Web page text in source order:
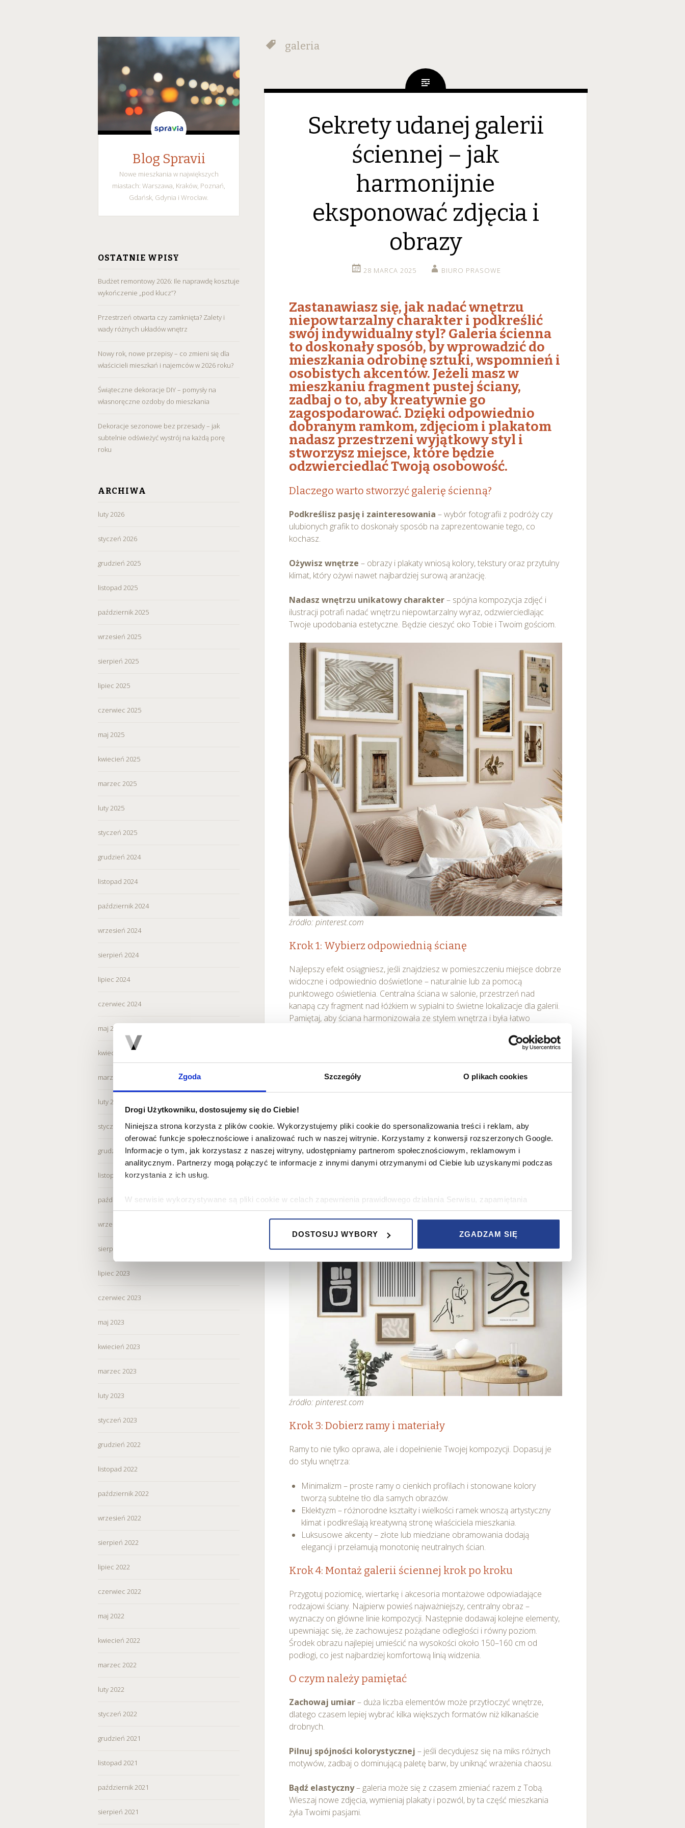
Zgoda Szczegóły O plikach cookies
Drogi Użytkowniku, dostosujemy się do Ciebie!
Niniejsza strona korzysta z plików cookie. Wykorzystujemy pliki cookie do spersonalizowania treści i reklam, aby
oferować funkcje społecznościowe i analizować ruch w naszej witrynie. Korzystamy z konwersji rozszerzonych Google.
Informacje o tym, jak korzystasz z naszej witryny, udostępniamy partnerom społecznościowym, reklamowym i
analitycznym. Partnerzy mogą połączyć te informacje z innymi danymi otrzymanymi od Ciebie lub uzyskanymi podczas
korzystania z ich usług.
W serwisie wykorzystywane są pliki cookie w celach zapewnienia prawidłowego działania Serwisu, zapamiętania
wybranych przez użytkownika ustawień i wszelkich wyborów dokonywanych w Serwisie, poprawy wydajności Serwisu,
działania Serwisu do preferencji użytkowników, tworzenia statystyk użytkowania Serwisu oraz w celach marketingowych.
Informacje, w tym dane osobowe, pozyskane w związku z wykorzystywaniem plików cookie w Serwisie, przetwarzane są
przez Spravia Sp. z o.o. jako usługodawcę Serwisu w ww. celach oraz mogą być również przetwarzane przez Partnerów
Spravia Sp. z o.o. W związku z powyższym użytkownik ma prawo do dostępu do swoich danych osobowych, ich
sprostowania, usunięcia, ograniczenia przetwarzania, wniesienia sprzeciwu wobec przetwarzania, a także prawo do
wniesienia skargi do Prezesa Urzędu Ochrony Danych Osobowych. Szczegółowe informacje o plikach cookie
wykorzystywanych w Serwisie oraz inne informacje dotyczące prywatności związane z korzystaniem z Serwisu dostępne
Wybierając opcję „Zgadzam się” wyrażasz zgodę na wykorzystywanie w Serwisie wszystkich plików cookie przez
Spravia Sp. z o.o. oraz jej Partnerów we wskazanych powyżej celach.
Wyrażenie zgody jest dobrowolne. Możesz
wycofać zgodę i dokonać zmiany ustawień dotyczących plików cookie w każdej chwili za pośrednictwem panelu
„Ustawienia plików cookie” dostępnego z poziomuPolityki prywatności – pliki cookie.
Możesz również dostosować wybory dotyczące plików cookie i udzielić zgody na wykorzystywanie plików cookie
w Serwisie tylko w wybranych przez Ciebie celach poprzez wybranie opcji „Dostosuj wybory”.
DOSTOSUJ WYBORY ZGADZAM SIĘ
Blog Spravii
Nowe mieszkania w największych
miastach: Warszawa, Kraków, Poznań,
Gdańsk, Gdynia i Wrocław.
CONTENT
OSTATNIE WPISY
Budżet remontowy 2026: Ile naprawdę kosztuje
wykończenie „pod klucz”?
Przestrzeń otwarta czy zamknięta? Zalety i
wady różnych układów wnętrz
Nowy rok, nowe przepisy – co zmieni się dla
właścicieli mieszkań i najemców w 2026 roku?
Świąteczne dekoracje DIY – pomysły na
własnoręczne ozdoby do mieszkania
Dekoracje sezonowe bez przesady – jak
subtelnie odświeżyć wystrój na każdą porę
roku
ARCHIWA
luty 2026
styczeń 2026
grudzień 2025
listopad 2025
październik 2025
wrzesień 2025
sierpień 2025
lipiec 2025
czerwiec 2025
maj 2025
kwiecień 2025
marzec 2025
luty 2025
styczeń 2025
grudzień 2024
listopad 2024
październik 2024
wrzesień 2024
sierpień 2024
lipiec 2024
czerwiec 2024
maj 2024
kwiecień 2024
marzec 2024
luty 2024
styczeń 2024
grudzień 2023
listopad 2023
październik 2023
wrzesień 2023
sierpień 2023
lipiec 2023
czerwiec 2023
maj 2023
kwiecień 2023
marzec 2023
luty 2023
styczeń 2023
grudzień 2022
listopad 2022
październik 2022
wrzesień 2022
sierpień 2022
lipiec 2022
czerwiec 2022
maj 2022
kwiecień 2022
marzec 2022
luty 2022
styczeń 2022
grudzień 2021
listopad 2021
październik 2021
sierpień 2021
galeria
Sekrety udanej galerii
ściennej – jak
harmonijnie
eksponować zdjęcia i
obrazy
28 MARCA 2025 BIURO PRASOWE
Zastanawiasz się, jak nadać wnętrzu
niepowtarzalny charakter i podkreślić
swój indywidualny styl? Galeria ścienna
to doskonały sposób, by wprowadzić do
mieszkania odrobinę sztuki, wspomnień i
osobistych akcentów. Jeżeli masz w
mieszkaniu fragment pustej ściany,
zadbaj o to, aby kreatywnie go
zagospodarować. Dzięki odpowiednio
dobranym ramkom, zdjęciom i plakatom
nadasz przestrzeni wyjątkowy styl i
stworzysz miejsce, które będzie
odzwierciedlać Twoją osobowość.
Dlaczego warto stworzyć galerię ścienną?
Podkreślisz pasję i zainteresowania – wybór fotografii z podróży czy
ulubionych grafik to doskonały sposób na zaprezentowanie tego, co
kochasz.
Ożywisz wnętrze– obrazy i plakaty wniosą kolory, tekstury oraz przytulny
klimat, który ożywi nawet najbardziej surową aranżację.
Nadasz wnętrzu unikatowy charakter– spójna kompozycja zdjęć i
ilustracji potrafi nadać wnętrzu niepowtarzalny wyraz, odzwierciedlając
Twoje upodobania estetyczne. Będzie cieszyć oko Tobie i Twoim gościom.
źródło: pinterest.com
Krok 1: Wybierz odpowiednią ścianę
Najlepszy efekt osiągniesz, jeśli znajdziesz w pomieszczeniu miejsce dobrze
widoczne i odpowiednio doświetlone – naturalnie lub za pomocą
punktowego oświetlenia. Centralna ściana w salonie, przestrzeń nad
kanapą czy fragment nad łóżkiem w sypialni to świetne lokalizacje dla galerii.
Pamiętaj, aby ściana harmonizowała ze stylem wnętrza i była łatwo
Krok 2: Zdefiniuj motyw przewodni i zaplanuj układ
Zastanów się, czy chcesz postawić na fotografie rodzinne, grafiki w
jednolitej palecie barw, a może zdecydować się na eklektyczną mieszankę
upewnić się, że tworzą spójną kompozycję. Możesz skorzystać z taśmy
malarskiej lub szablonów papierowych, by zaznaczyć na ścianie
poszczególne pozycje ramek i uniknąć niepotrzebnych otworów.
źródło: pinterest.com
Krok 3: Dobierz ramy i materiały
Ramy to nie tylko oprawa, ale i dopełnienie Twojej kompozycji. Dopasuj je
do stylu wnętrza:
Minimalizm – proste ramy o cienkich profilach i stonowane kolory
tworzą subtelne tło dla samych obrazów.
Eklektyzm – różnorodne kształty i wielkości ramek wnoszą artystyczny
klimat i podkreślają kreatywną stronę właściciela mieszkania.
Luksusowe akcenty – złote lub miedziane obramowania dodają
elegancji i przełamują monotonię neutralnych ścian.
Krok 4: Montaż galerii ściennej krok po kroku
Przygotuj poziomicę, wiertarkę i akcesoria montażowe odpowiadające
rodzajowi ściany. Najpierw powieś najważniejszy, centralny obraz –
wyznaczy on główne linie kompozycji. Następnie dodawaj kolejne elementy,
upewniając się, że zachowujesz pożądane odległości i równy poziom.
Środek obrazu najlepiej umieścić na wysokości około 150–160 cm od
podłogi, co jest najbardziej komfortową linią widzenia.
O czym należy pamiętać
Zachowaj umiar– duża liczba elementów może przytłoczyć wnętrze,
dlatego czasem lepiej wybrać kilka większych formatów niż kilkanaście
drobnych.
Pilnuj spójności kolorystycznej– jeśli decydujesz się na miks różnych
motywów, zadbaj o dominującą paletę barw, by uniknąć wrażenia chaosu.
Bądź elastyczny– galeria może się z czasem zmieniać razem z Tobą.
Wieszaj nowe zdjęcia, wymieniaj plakaty i pozwól, by ta część mieszkania
żyła Twoimi pasjami.